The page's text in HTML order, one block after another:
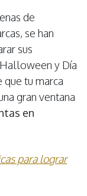
de
se han
sus
y Día
tu marca
gran ventana
en
para lograr